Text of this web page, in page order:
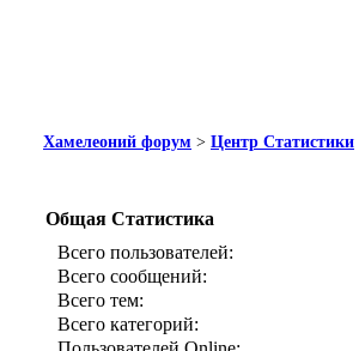
Хамелеоний форум > Центр Статистики
Общая Статистика
Всего пользователей:
Всего сообщений:
Всего тем:
Всего категорий: